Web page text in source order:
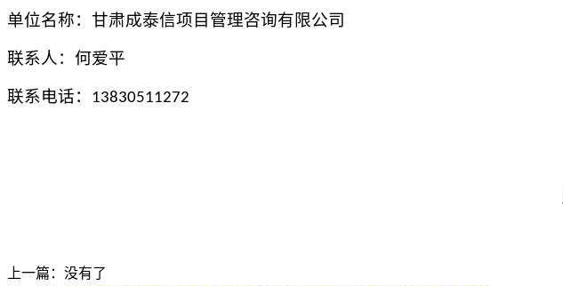
单位名称：甘肃成泰信项目管理咨询有限公司
联系人 ： 何爱平
联系电话： 13830511272
上一篇：没有了